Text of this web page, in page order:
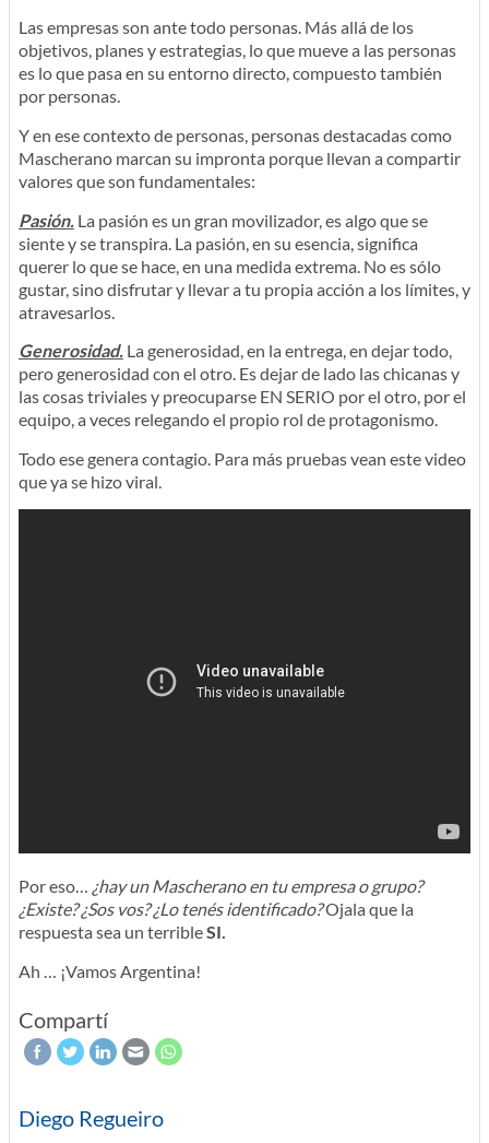
Las empresas son ante todo personas. Más allá de los
objetivos, planes y estrategias, lo que mueve a las personas
es lo que pasa en su entorno directo, compuesto también
por personas.
Y en ese contexto de personas, personas destacadas como
Mascherano marcan su impronta porque llevan a compartir
valores que son fundamentales:
Pasión. La pasión es un gran movilizador, es algo que se
siente y se transpira. La pasión, en su esencia, significa
querer lo que se hace, en una medida extrema. No es sólo
gustar, sino disfrutar y llevar a tu propia acción a los límites, y
atravesarlos.
Generosidad.La generosidad, en la entrega, en dejar todo,
pero generosidad con el otro. Es dejar de lado las chicanas y
las cosas triviales y preocuparse EN SERIO por el otro, por el
equipo, a veces relegando el propio rol de protagonismo.
Todo ese genera contagio. Para más pruebas vean este video
que ya se hizo viral.
Por eso… ¿hay un Mascherano en tu empresa o grupo?
¿Existe? ¿Sos vos? ¿Lo tenés identificado?Ojala que la
respuesta sea un terribleSI.
Ah … ¡Vamos Argentina!
Compartí
Diego Regueiro